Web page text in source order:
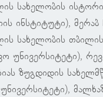
სახელობის
ინსტიტუტი), მერაბ
სახელობის
უნივერსიტეტი),
ზუგდიდის